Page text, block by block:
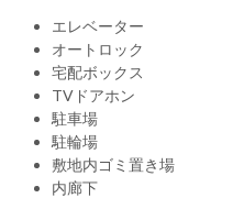
エレベーター
オートロック
宅配ボックス
TVドアホン
駐車場
駐輪場
敷地内ゴミ置き場
内廊下